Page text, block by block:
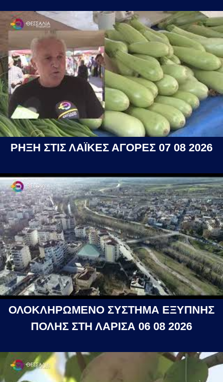
ΡΗΞΗ ΣΤΙΣ ΛΑΪΚΕΣ ΑΓΟΡΕΣ 07 08 2026
ΟΛΟΚΛΗΡΩΜΕΝΟ ΣΥΣΤΗΜΑ ΕΞΥΠΝΗΣ
ΠΟΛΗΣ ΣΤΗ ΛΑΡΙΣΑ 06 08 2026